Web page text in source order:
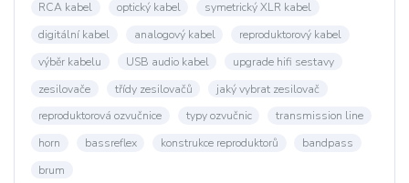
RCA kabel
optický kabel
symetrický XLR kabel
digitální kabel
analogový kabel
reproduktorový kabel
výběr kabelu
USB audio kabel
upgrade hifi sestavy
zesilovače
třídy zesilovačů
jaký vybrat zesilovač
reproduktorová ozvučnice
typy ozvučnic
transmission line
horn
bassreflex konstrukce reproduktorů
bandpass
brum